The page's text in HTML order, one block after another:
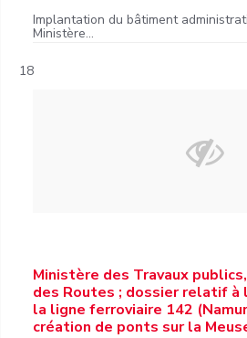
Implantation du bâtiment
Ministère...
18
Ministère des Travaux
des Routes ; dossier relatif à
la ligne ferroviaire 142
création de ponts sur la